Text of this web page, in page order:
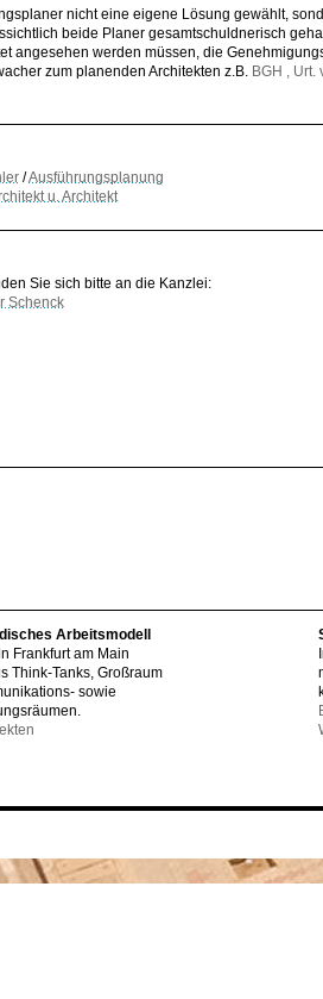
nicht eine eigene Lösung gewählt,
beide Planer gesamtschuldnerisch
angesehen werden müssen, die
zum planenden Architekten z.B. BGH , Urt.
/Ausführungsplanung
u. Architekt
Sie sich bitte an die Kanzlei:
Schenck
Arbeitsmodell
Frankfurt am Main
Think-Tanks, Großraum
sowie